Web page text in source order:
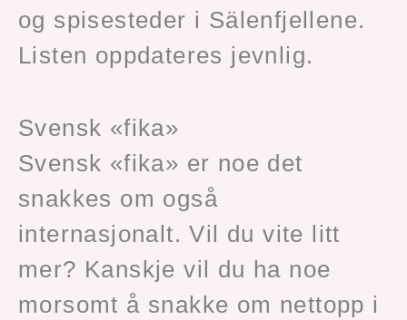
og spisesteder i Sälenfjellene.
Listen oppdateres jevnlig.
Svensk «fika»
Svensk «fika» er noe det
snakkes om også
internasjonalt. Vil du vite litt
mer? Kanskje vil du ha noe
morsomt å snakke om nettopp i